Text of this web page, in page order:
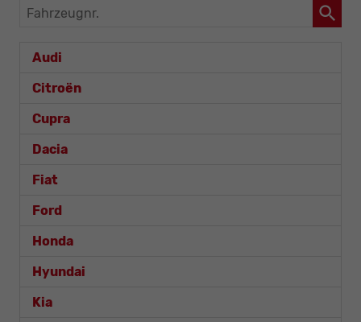
Fahrzeugnr.
Audi
Citroën
Cupra
Dacia
Fiat
Ford
Honda
Hyundai
Kia